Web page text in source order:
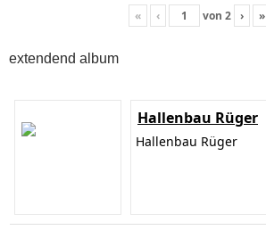
« ‹ von 2 › »
extendend album
Hallenbau Rüger
Hallenbau Rüger